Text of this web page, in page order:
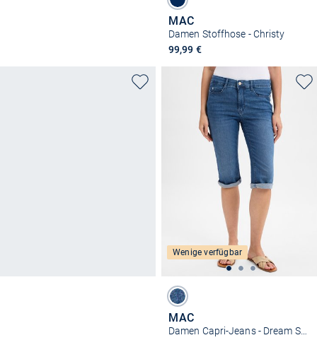
MAC
Damen Stoffhose - Christy
99,99 €
Wenige verfügbar
MAC
Damen Capri-Jeans - Dream Sun